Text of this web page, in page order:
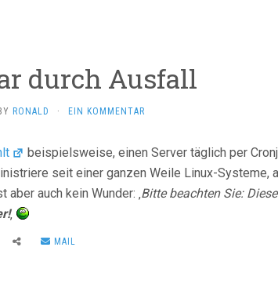
durch Ausfall
RONALD · EIN KOMMENTAR
beispielsweise, einen Server täglich per
seit einer ganzen Weile Linux-Systeme,
auch kein Wunder: ‚Bitte beachten Sie: Diese
‚
MAIL